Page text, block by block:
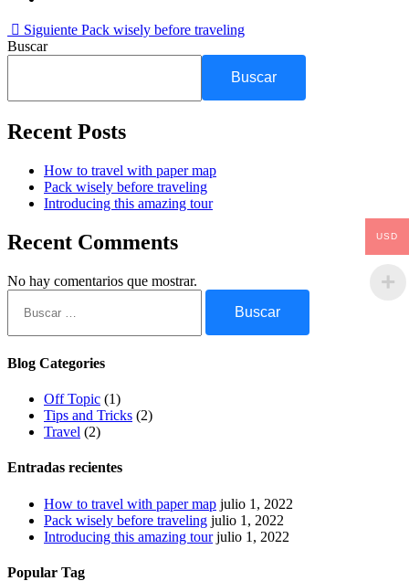
Siguiente Pack wisely before traveling
Buscar
Buscar
Recent Posts
How to travel with paper map
Pack wisely before traveling
Introducing this amazing tour
Recent Comments
No hay comentarios que mostrar.
Blog Categories
Off Topic (1)
Tips and Tricks (2)
Travel (2)
Entradas recientes
How to travel with paper map julio 1, 2022
Pack wisely before traveling julio 1, 2022
Introducing this amazing tour julio 1, 2022
Popular Tag
USD